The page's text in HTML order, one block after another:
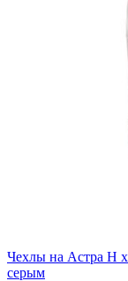
Чехлы на Астра H
серым